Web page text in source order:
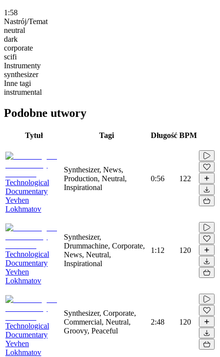
1:58
Nastrój/Temat
neutral
dark
corporate
scifi
Instrumenty
synthesizer
Inne tagi
instrumental
Podobne utwory
Tytuł Tagi Długość BPM
Technological
Documentary
Yevhen
Lokhmatov
Synthesizer, News,
Production, Neutral,
Inspirational
0:56 122
Technological
Documentary
Yevhen
Lokhmatov
Synthesizer,
Drummachine, Corporate,
News, Neutral,
Inspirational
1:12 120
Technological
Documentary
Yevhen
Lokhmatov
Synthesizer, Corporate,
Commercial, Neutral,
Groovy, Peaceful
2:48 120